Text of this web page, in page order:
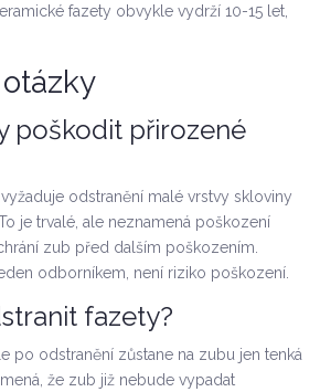
fazety obvykle vydrží 10-15 let,
poškodit přirozené
odstranění malé vrstvy skloviny
je trvalé, ale neznamená poškození
zub před dalším poškozením.
odborníkem, není riziko poškození.
fazety?
po odstranění zůstane na zubu jen tenká
že zub již nebude vypadat